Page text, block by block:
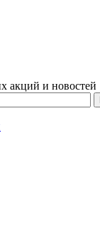
акций и новостей